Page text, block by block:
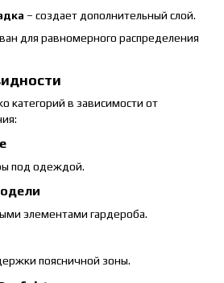
– создает дополнительный слой.
для равномерного распределения
категорий в зависимости от
под одеждой.
элементами гардероба.
поясничной зоны.